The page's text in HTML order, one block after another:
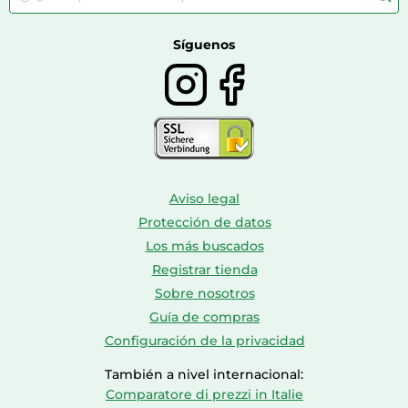
refrigeración
Dinámico (con ventilador)
474 L
Características especiales
(almacenamiento de
FRESH Switch, Inverter
Compressor, Multi-Air Flow,
Si
Independiente
Material de estantes Vidrio templado/Plástico
Farmacia veterinaria
Botas mujer
Síguenos
Aviso legal
Protección de datos
Los más buscados
Registrar tienda
Sobre nosotros
Guía de compras
Configuración de la privacidad
También a nivel internacional:
Comparatore di prezzi in Italie